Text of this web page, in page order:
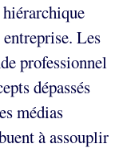
Les
professionnel
dépassés
médias
à assouplir